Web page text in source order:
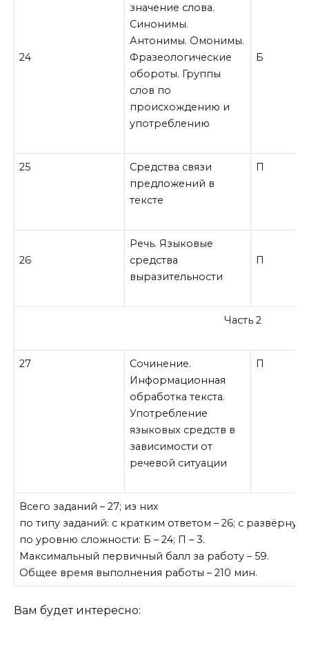
24
значение слова.
Синонимы.
Антонимы. Омонимы.
Фразеологические
обороты. Группы
слов по
происхождению и
употреблению
Б
25
Средства связи
предложений в
тексте
П
26
Речь. Языковые
средства
выразительности
П
Часть 2
27
Сочинение.
Информационная
обработка текста.
Употребление
языковых средств в
зависимости от
речевой ситуации
П
Всего заданий – 27; из них
по типу заданий: с кратким ответом – 26; с
по уровню сложности: Б – 24; П – 3.
Максимальный первичный балл за работу – 59.
Общее время выполнения работы – 210 мин.
Вам будет интересно: